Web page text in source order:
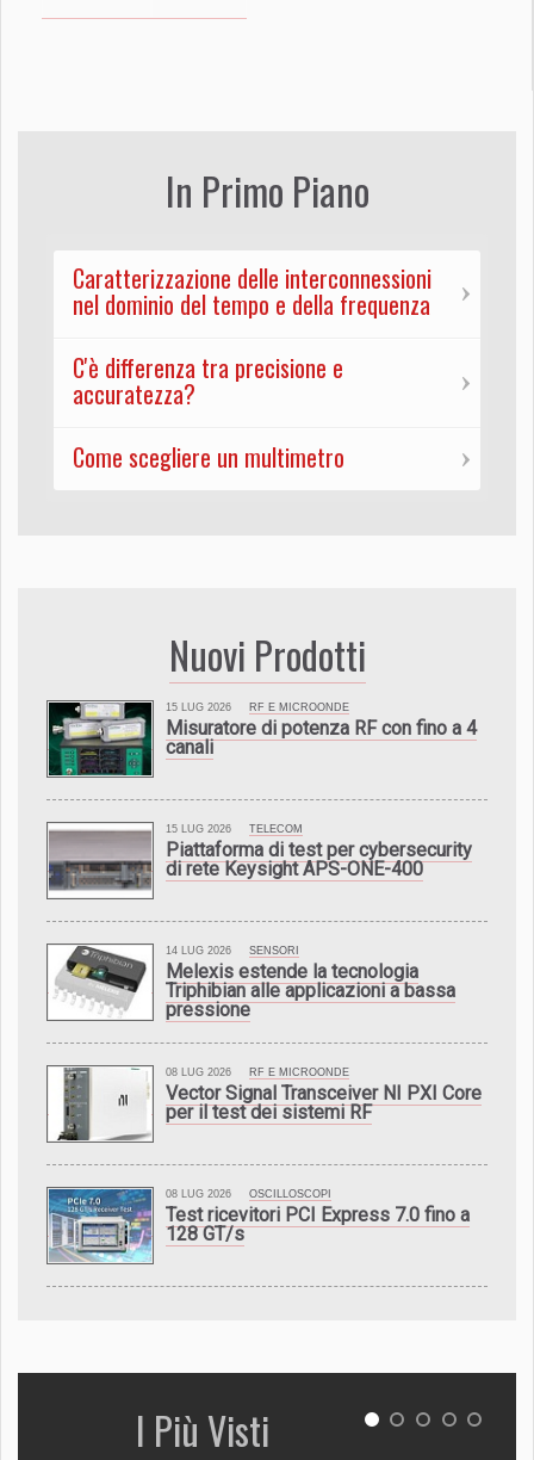
In Primo Piano
Caratterizzazione delle interconnessioni
nel dominio del tempo e della frequenza
C'è differenza tra precisione e
accuratezza?
Come scegliere un multimetro
Nuovi Prodotti
15 LUG 2026 RF E MICROONDE
Misuratore di potenza RF con fino a 4
canali
15 LUG 2026 TELECOM
Piattaforma di test per cybersecurity
di rete Keysight APS-ONE-400
14 LUG 2026 SENSORI
Melexis estende la tecnologia
Triphibian alle applicazioni a bassa
pressione
08 LUG 2026 RF E MICROONDE
Vector Signal Transceiver NI PXI Core
per il test dei sistemi RF
08 LUG 2026 OSCILLOSCOPI
Test ricevitori PCI Express 7.0 fino a
128 GT/s
I Più Visti